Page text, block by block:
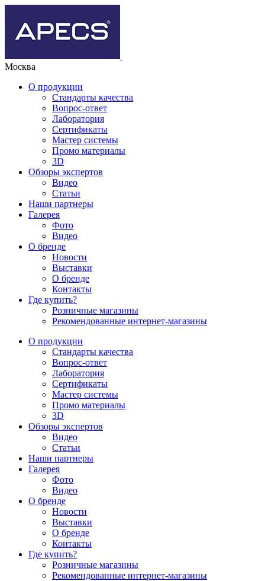
Москва
О продукции
Стандарты качества
Вопрос-ответ
Лаборатория
Сертификаты
Мастер системы
Промо материалы
3D
Обзоры экспертов
Видео
Статьи
Наши партнеры
Галерея
Фото
Видео
О бренде
Новости
Выставки
О бренде
Контакты
Где купить?
Розничные магазины
Рекомендованные интернет-магазины
О продукции
Стандарты качества
Вопрос-ответ
Лаборатория
Сертификаты
Мастер системы
Промо материалы
3D
Обзоры экспертов
Видео
Статьи
Наши партнеры
Галерея
Фото
Видео
О бренде
Новости
Выставки
О бренде
Контакты
Где купить?
Розничные магазины
Рекомендованные интернет-магазины